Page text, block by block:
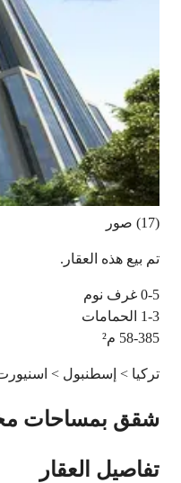
(17) صور
تم بيع هذه العقار.
0-5 غرف نوم
1-3 الحمامات
58-385 م²
تركيا > إسطنبول >
شقق بمساحات
تفاصيل العقار